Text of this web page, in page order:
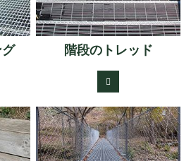
グ 階段のトレッド